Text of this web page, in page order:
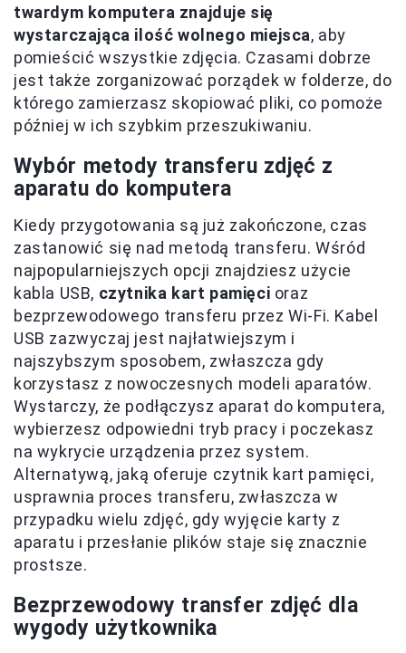
twardym komputera znajduje się
wystarczająca ilość wolnego miejsca, aby
pomieścić wszystkie zdjęcia. Czasami dobrze
jest także zorganizować porządek w folderze, do
którego zamierzasz skopiować pliki, co pomoże
później w ich szybkim przeszukiwaniu.
Wybór metody transferu zdjęć z
aparatu do komputera
Kiedy przygotowania są już zakończone, czas
zastanowić się nad metodą transferu. Wśród
najpopularniejszych opcji znajdziesz użycie
kabla USB, czytnika kart pamięci oraz
bezprzewodowego transferu przez Wi-Fi. Kabel
USB zazwyczaj jest najłatwiejszym i
najszybszym sposobem, zwłaszcza gdy
korzystasz z nowoczesnych modeli aparatów.
Wystarczy, że podłączysz aparat do komputera,
wybierzesz odpowiedni tryb pracy i poczekasz
na wykrycie urządzenia przez system.
Alternatywą, jaką oferuje czytnik kart pamięci,
usprawnia proces transferu, zwłaszcza w
przypadku wielu zdjęć, gdy wyjęcie karty z
aparatu i przesłanie plików staje się znacznie
prostsze.
Bezprzewodowy transfer zdjęć dla
wygody użytkownika